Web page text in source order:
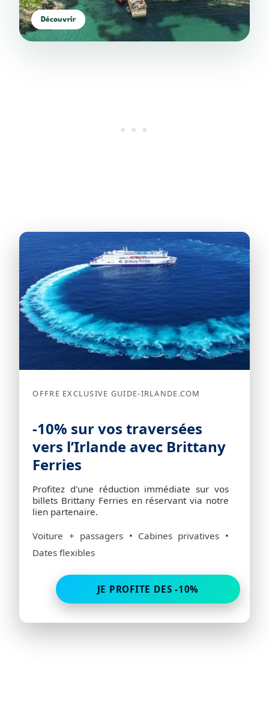
Découvrir
OFFRE EXCLUSIVE GUIDE-IRLANDE.COM
-10% sur vos traversées
vers l’Irlande avec Brittany
Ferries
Profitez d'une réduction immédiate sur vos
billets Brittany Ferries en réservant via notre
lien partenaire.
Voiture + passagers • Cabines privatives •
Dates flexibles
JE PROFITE DES -10%